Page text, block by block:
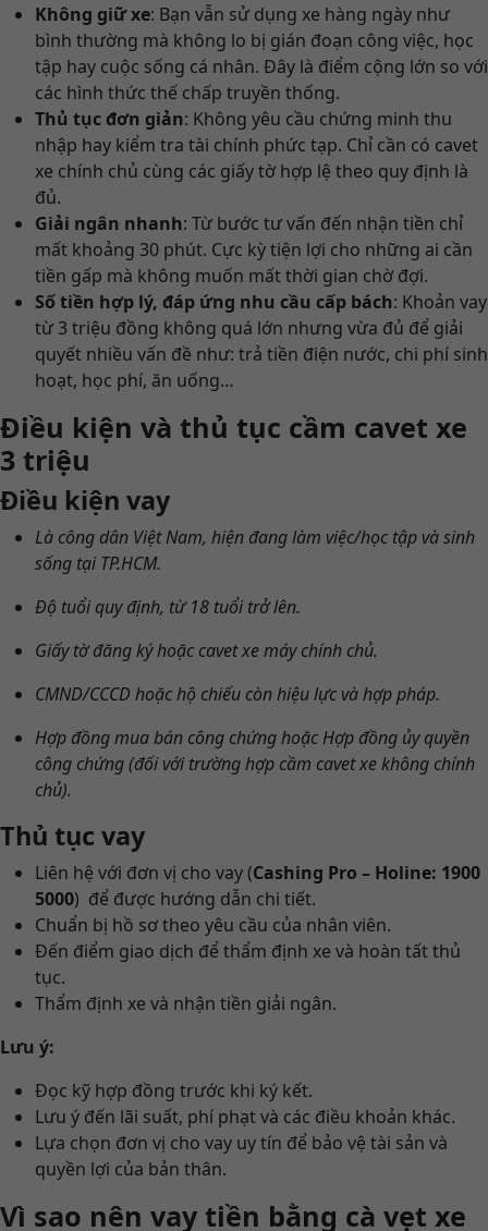
Không giữ xe: Bạn vẫn sử dụng xe hàng ngày như
bình thường mà không lo bị gián đoạn công việc, học
tập hay cuộc sống cá nhân. Đây là điểm cộng lớn so với
các hình thức thế chấp truyền thống.
Thủ tục đơn giản: Không yêu cầu chứng minh thu
nhập hay kiểm tra tài chính phức tạp. Chỉ cần có cavet
xe chính chủ cùng các giấy tờ hợp lệ theo quy định là
đủ.
Giải ngân nhanh: Từ bước tư vấn đến nhận tiền chỉ
mất khoảng 30 phút. Cực kỳ tiện lợi cho những ai cần
tiền gấp mà không muốn mất thời gian chờ đợi.
Số tiền hợp lý, đáp ứng nhu cầu cấp bách: Khoản vay
từ 3 triệu đồng không quá lớn nhưng vừa đủ để giải
quyết nhiều vấn đề như: trả tiền điện nước, chi phí sinh
hoạt, học phí, ăn uống…
Điều kiện và thủ tục cầm cavet xe
3 triệu
Điều kiện vay
Là công dân Việt Nam, hiện đang làm việc/học tập và sinh
sống tại TP.HCM.
Độ tuổi quy định, từ 18 tuổi trở lên.
Giấy tờ đăng ký hoặc cavet xe máy chính chủ.
CMND/CCCD hoặc hộ chiếu còn hiệu lực và hợp pháp.
Hợp đồng mua bán công chứng hoặc Hợp đồng ủy quyền
công chứng (đối với trường hợp cầm cavet xe không chính
chủ).
Thủ tục vay
Liên hệ với đơn vị cho vay (Cashing Pro – Holine: 1900
5000) để được hướng dẫn chi tiết.
Chuẩn bị hồ sơ theo yêu cầu của nhân viên.
Đến điểm giao dịch để thẩm định xe và hoàn tất thủ
tục.
Thẩm định xe và nhận tiền giải ngân.
Lưu ý:
Đọc kỹ hợp đồng trước khi ký kết.
Lưu ý đến lãi suất, phí phạt và các điều khoản khác.
Lựa chọn đơn vị cho vay uy tín để bảo vệ tài sản và
quyền lợi của bản thân.
Vì sao nên vay tiền bằng cà vẹt xe